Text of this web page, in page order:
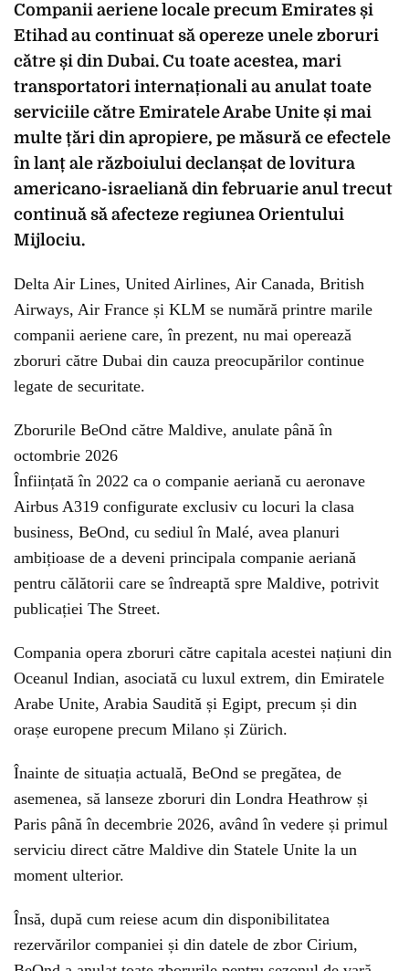
Companii aeriene locale precum Emirates și
Etihad au continuat să opereze unele zboruri
către și din Dubai. Cu toate acestea, mari
transportatori internaționali au anulat toate
serviciile către Emiratele Arabe Unite și mai
multe țări din apropiere, pe măsură ce efectele
în lanț ale războiului declanșat de lovitura
americano-israeliană din februarie anul trecut
continuă să afecteze regiunea Orientului
Mijlociu.
Delta Air Lines, United Airlines, Air Canada, British
Airways, Air France și KLM se numără printre marile
companii aeriene care, în prezent, nu mai operează
zboruri către Dubai din cauza preocupărilor continue
legate de securitate.
Zborurile BeOnd către Maldive, anulate până în
octombrie 2026
Înființată în 2022 ca o companie aeriană cu aeronave
Airbus A319 configurate exclusiv cu locuri la clasa
business, BeOnd, cu sediul în Malé, avea planuri
ambițioase de a deveni principala companie aeriană
pentru călătorii care se îndreaptă spre Maldive, potrivit
publicației The Street.
Compania opera zboruri către capitala acestei națiuni din
Oceanul Indian, asociată cu luxul extrem, din Emiratele
Arabe Unite, Arabia Saudită și Egipt, precum și din
orașe europene precum Milano și Zürich.
Înainte de situația actuală, BeOnd se pregătea, de
asemenea, să lanseze zboruri din Londra Heathrow și
Paris până în decembrie 2026, având în vedere și primul
serviciu direct către Maldive din Statele Unite la un
moment ulterior.
Însă, după cum reiese acum din disponibilitatea
rezervărilor companiei și din datele de zbor Cirium,